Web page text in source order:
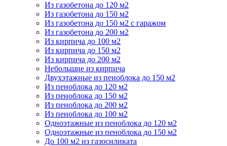
Из газобетона до 120 м2
Из газобетона до 150 м2
Из газобетона до 150 м2 с гаражом
Из газобетона до 200 м2
Из кирпича до 100 м2
Из кирпича до 150 м2
Из кирпича до 200 м2
Небольшие из кирпича
Двухэтажные из пеноблока до 150 м2
Из пеноблока до 120 м2
Из пеноблока до 150 м2
Из пеноблока до 200 м2
Из пеноблока до 100 м2
Одноэтажные из пеноблока до 120 м2
Одноэтажные из пеноблока до 150 м2
До 100 м2 из газосиликата